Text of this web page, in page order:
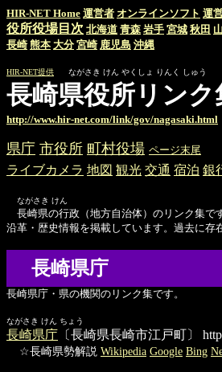
HIR-NET Home 運営者 オンラインソフト 運
役所役場目次 北海道 青森 岩手 宮城 秋田
長崎 熊本 大分 宮崎 鹿児島 沖縄
HIR-NET提供 ながさき けん やくしょ りんく しゅう
長崎県役所リンク
http://www.hir-net.com/link/gov/nagasaki.html
県庁 市役所 町村役場 ページ末尾
ライブカメラ 地図 観光 交通 宿泊 銀
ながさき けん
長崎県の行政（地方自治体）のリンク集で
沿革・歴史情報を掲載しています。過去に存
長崎県庁
長崎県庁・県の機関のリンク集です。
ながさき けん ちょう
長崎県庁 〔長崎県長崎市江戸町〕
☆長崎県勢解説 Wikipedia Google Bing